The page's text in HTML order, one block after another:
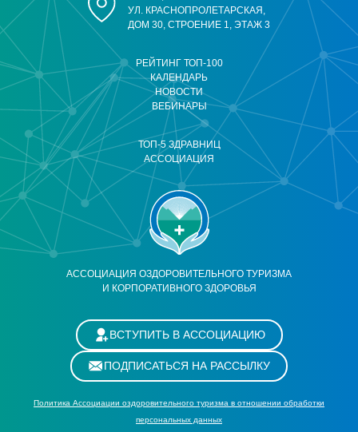
АССОЦИАЦИЯ ОЗДОРОВИТЕЛЬНОГО ТУРИЗМА
И КОРПОРАТИВНОГО ЗДОРОВЬЯ
РЕЙТИНГ ТОП-100
КАЛЕНДАРЬ
НОВОСТИ
ВЕБИНАРЫ
ТОП-5 ЗДРАВНИЦ
АССОЦИАЦИЯ
УЛ. КРАСНОПРОЛЕТАРСКАЯ,
ДОМ 30, СТРОЕНИЕ 1, ЭТАЖ 3
ВСТУПИТЬ В АССОЦИАЦИЮ
ПОДПИСАТЬСЯ НА РАССЫЛКУ
Политика Ассоциации оздоровительного туризма в отношении обработки
персональных данных